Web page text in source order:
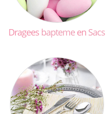
Dragees bapteme en Sacs